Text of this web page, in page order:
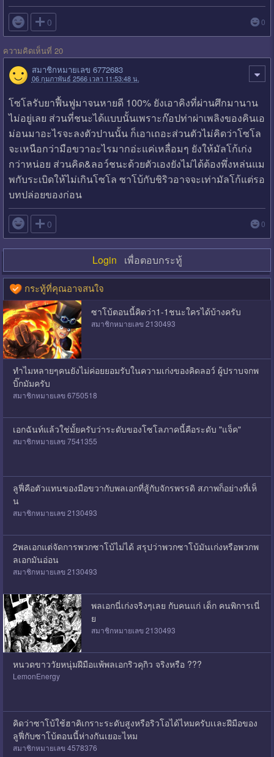
 0 0
ความคิดเห็นที่ 20
สมาชิกหมายเลข 6772683
06 กุมภาพันธ์ 2566 เวลา 11:53:48 น.
โซโลรับยาฟื้นฟูมาจนหายดี 100% ยังเอาคิงที่ผ่านศึกมานาน
ไม่อยู่เลย ส่วนที่ชนะได้แบบนั้นเพราะก๊อปท่าผ่าเพลิงของคินเอ
ม่อนมาอะไรจะลงตัวปานนั้น ก็เอาเถอะส่วนตัวไม่คิดว่าโซโล
จะเหนือกว่ามือขวาอะไรมากอ่ะแค่เหลื่อมๆ ยังให้มัลโก้เก่ง
กว่าหน่อย ส่วนคิด&ลอว์ชนะด้วยตัวเองยังไม่ได้ต้องพึ่งหล่นแม
พกับระเบิดให้ไม่เกินโซโล ซาโบ้กับชิริวอาจจะเท่ามัลโก้แต่รอ
บทปล่อยของก่อน
 0 0
Login เพื่อตอบกระทู้
กระทู้ที่คุณอาจสนใจ
ซาโบ้ตอนนี้คิดว่า1-1ชนะใครได้บ้างครับ
สมาชิกหมายเลข 2130493
ทำไมหลายๆคนยังไม่ค่อยยอมรับในความเก่งของคิดลอว์​ ผู้ปราบจกพ
บิ๊กมัมครับ
สมาชิกหมายเลข 6750518
เอกฉันท์แล้วใช่มั้ยครับว่าระดับของโซโลภาคนี้คือระดับ "แจ็ค"
สมาชิกหมายเลข 7541355
ลูฟี่คือตัวแทนของมือขวากับพลเอกที่สู้กับจักรพรรดิ สภาพก็อย่างที่เห็
น
สมาชิกหมายเลข 2130493
2พลเอกแต่จัดการพวกซาโบ้ไม่ได้ สรุปว่าพวกซาโบ้มันเก่งหรือพวกพ
ลเอกมันอ่อน
สมาชิกหมายเลข 2130493
พลเอกนี่เก่งจริงๆเลย กับคนแก่ เด็ก คนพิการเนี่
ย
สมาชิกหมายเลข 2130493
หนวดขาววัยหนุ่มฝีมือแพ้พลเอกริวคุกิว จริงหรือ ???
LemonEnergy
คิดว่าซาโบ้ใช้ฮาคิเกราะระดับสูงหรือริวโอได้ไหมครับเเละฝีมือของ
ลูฟี่กับซาโบ้ตอนนี้ห่างกันเยอะไหม
สมาชิกหมายเลข 4578376